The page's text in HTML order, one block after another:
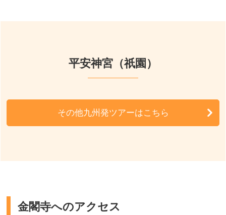
平安神宮（祇園）
その他九州発ツアーはこちら
金閣寺へのアクセス